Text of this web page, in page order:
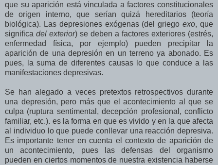
que su aparición está vinculada a factores constitucionales
de origen interno, que serían quizá hereditarios (teoría
biológica). Las depresiones exógenas (del griegoexo, que
significa del exterior) se deben a factores exteriores (estrés,
enfermedad física, por ejemplo) pueden precipitar la
aparición de una depresión en un terreno ya abonado. Es
pues, la suma de diferentes causas lo que conduce a las
manifestaciones depresivas.
Se han alegado a veces pretextos retrospectivos durante
una depresión, pero más que el acontecimiento al que se
culpa (ruptura sentimental, decepción profesional, conflicto
familiar, etc.). es la forma en que es vivido y en la que afecta
al individuo lo que puede conllevar una reacción depresiva.
Es importante tener en cuenta el contexto de aparición de
un acontecimiento, pues las defensas del organismo
pueden en ciertos momentos de nuestra existencia haberse